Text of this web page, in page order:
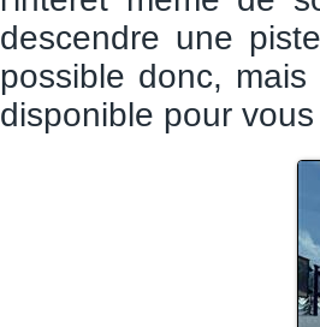
descendre une
possible donc,
disponible pour